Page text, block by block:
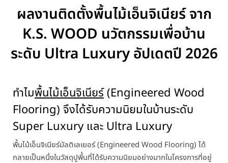
ผลงานติดตั้งพื้นไม้เอ็นจิเนียร์ จาก
K.S. WOOD นวัตกรรมเพื่อบ้าน
ระดับ Ultra Luxury อัปเดตปี 2026
ทำไมพื้นไม้เอ็นจิเนียร์(Engineered Wood
Flooring) จึงได้รับความนิยมในบ้านระดับ
Super Luxury และ Ultra Luxury
พื้นไม้เอ็นจิเนียร์มัลติเลเยอร์(Engineered Wood Flooring) ได้
กลายเป็นหนึ่งในวัสดุปูพื้นที่ได้รับความนิยมอย่างมากในโครงการที่อยู่